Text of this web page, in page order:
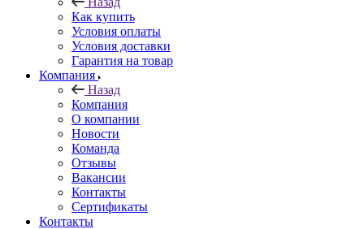
Как купить
Условия оплаты
Условия доставки
Гарантия на товар
Компания
Назад
Компания
О компании
Новости
Команда
Отзывы
Вакансии
Контакты
Сертификаты
Контакты